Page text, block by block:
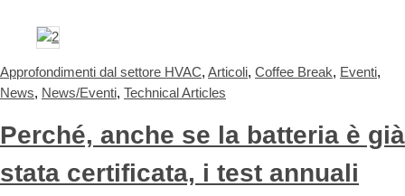
Approfondimenti dal settore HVAC, Articoli, Coffee Break, Eventi,
News, News/Eventi, Technical Articles
Perché, anche se la batteria è già
stata certificata, i test annuali